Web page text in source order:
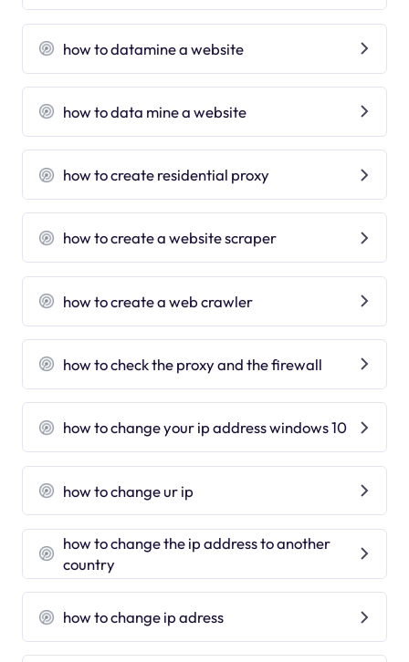
how to datamine a website
how to data mine a website
how to create residential proxy
how to create a website scraper
how to create a web crawler
how to check the proxy and the firewall
how to change your ip address windows 10
how to change ur ip
how to change the ip address to another
country
how to change ip adress